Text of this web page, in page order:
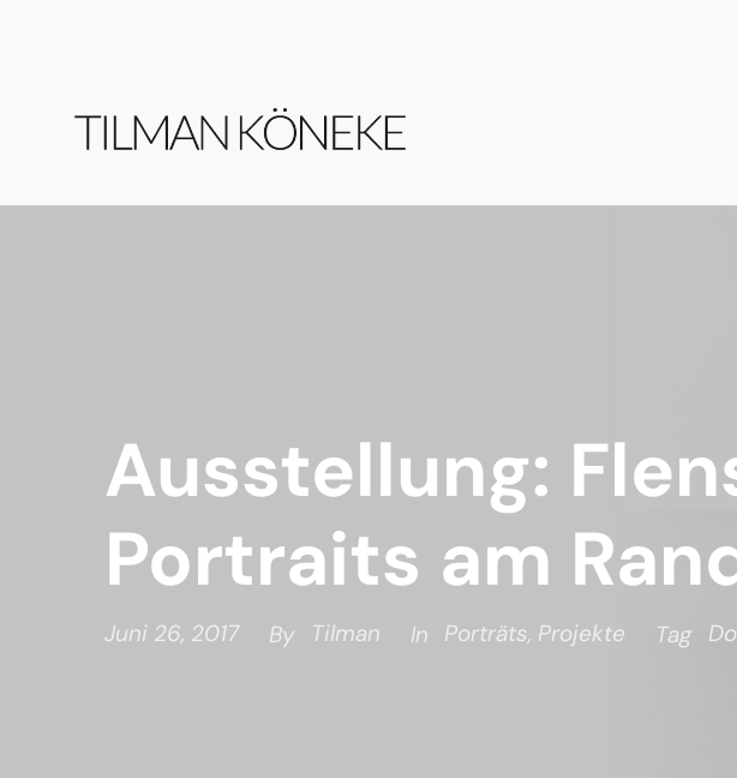
Ausstellung:
Portraits am
Juni 26, 2017 By Tilman In Porträts, Projekte Tag